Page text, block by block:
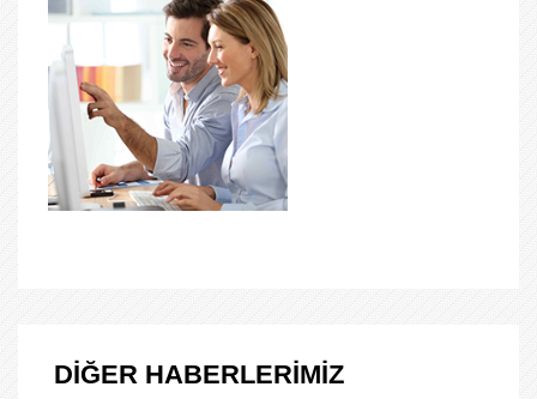
DİĞER HABERLERİMİZ